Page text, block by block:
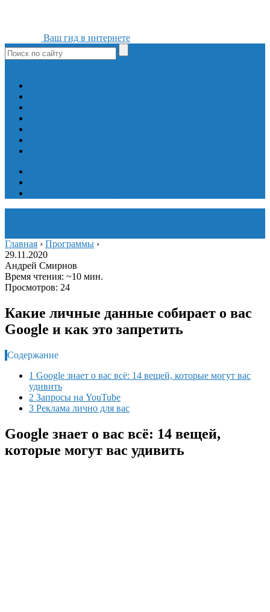
Ваш гид в интернете
Главная › Программы ›
29.11.2020
Андрей Смирнов
Время чтения: ~10 мин.
Просмотров: 24
Какие личные данные собирает о вас
Google и как это запретить
Содержание
1 Google знает о вас всё: 14 вещей, которые могут вас
удивить
2 Запросы на YouTube
3 Реклама лично для вас
Google знает о вас всё: 14 вещей,
которые могут вас удивить